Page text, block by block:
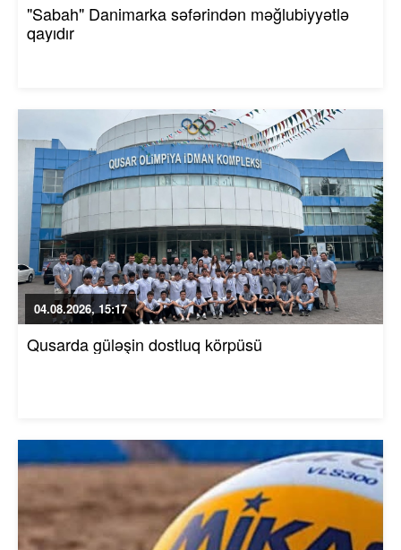
"Sabah" Danimarka səfərindən məğlubiyyətlə
qayıdır
04.08.2026, 15:17
Qusarda güləşin dostluq körpüsü